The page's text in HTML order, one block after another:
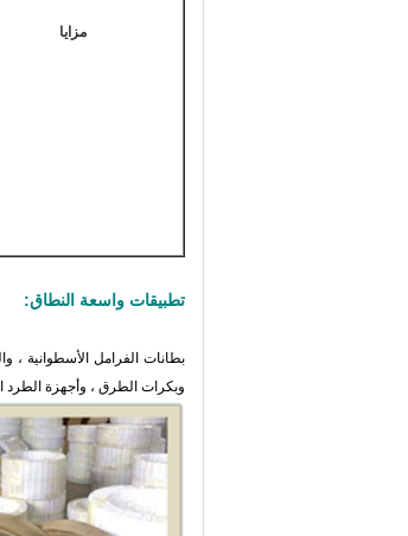
مزايا
تطبيقات واسعة النطاق:
بطانات الفرامل الأسطوانية ،
وبكرات الطرق ، وأجهزة الطرد